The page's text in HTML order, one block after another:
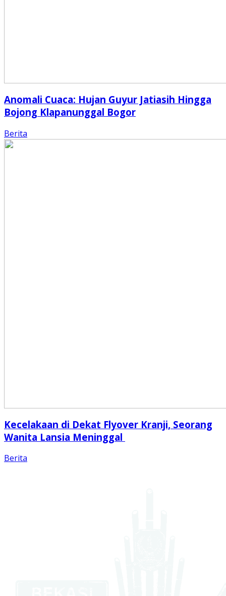
Anomali Cuaca: Hujan Guyur Jatiasih Hingga
Bojong Klapanunggal Bogor
Berita
Kecelakaan di Dekat Flyover Kranji, Seorang
Wanita Lansia Meninggal
Berita